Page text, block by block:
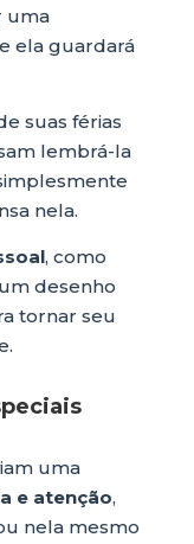
uma
ela guardará
suas férias
lembrá-la
nela.
, como
desenho
tornar seu
uma
e atenção,
nela mesmo